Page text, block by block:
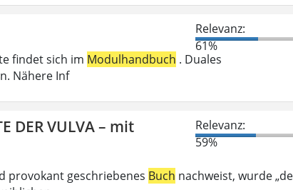
Relevanz:
61%
findet sich im Modulhandbuch . Duales
Nähere Inf
DER VULVA – mit
Relevanz:
59%
provokant geschriebenes Buch nachweist, wurde